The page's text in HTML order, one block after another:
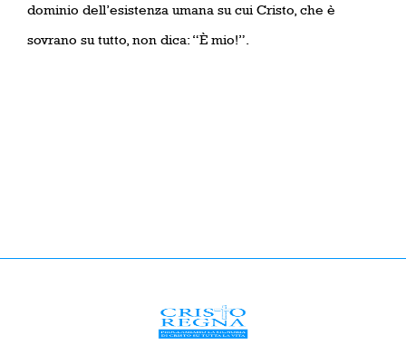
dominio dell’esistenza umana su cui Cristo, che è
sovrano su tutto, non dica: “È mio!”.